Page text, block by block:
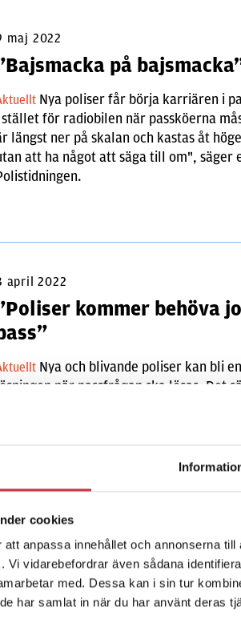
cookies
anpassa innehållet och annonserna
Vi vidarebefordrar även sådana
med. Dessa kan i sin tur
har samlat in när du har använt deras
maj 2022
på
Nya poliser får börja karriären i
stället för radiobilen när passköerna
längst ner på skalan och kastas åt
att ha något att säga till om", säger
april 2022
kommer behöva
Nya och blivande poliser kan bli
när passfrågan ska lösas. Det
roll. Hanteringen av
version.